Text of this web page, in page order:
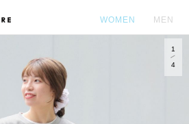
WOMEN MEN
1
4